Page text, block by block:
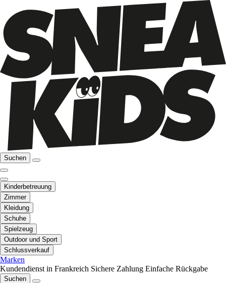
Suchen
Kinderbetreuung
Zimmer
Kleidung
Schuhe
Spielzeug
Outdoor und Sport
Schlussverkauf
Marken
Kundendienst in Frankreich Sichere Zahlung Einfache Rückgabe
Suchen